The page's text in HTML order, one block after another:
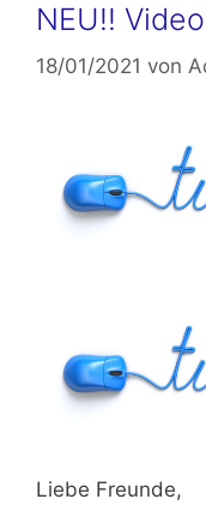
NEU!!
18/01/2021 von
Liebe Freunde,